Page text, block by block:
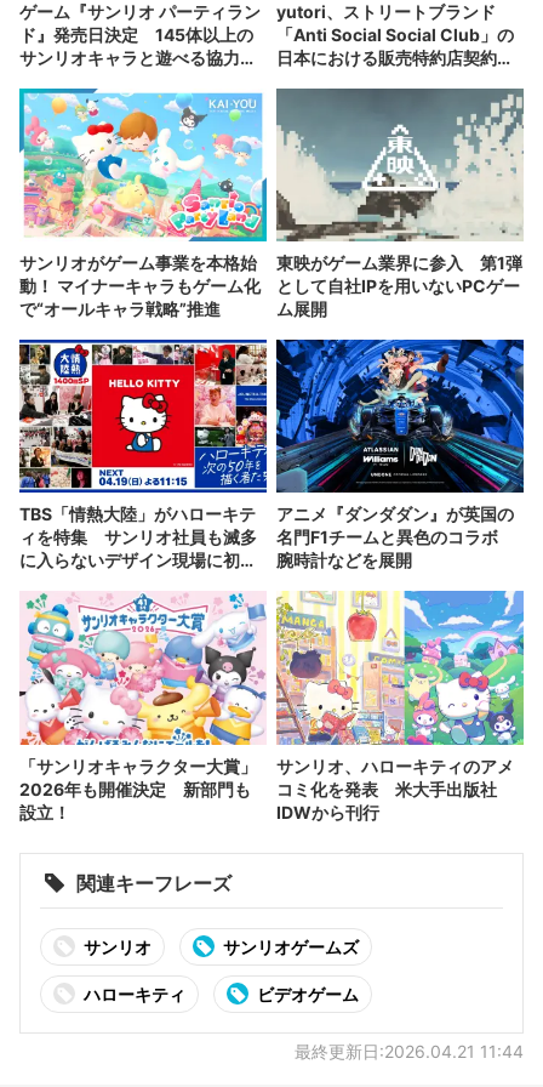
ゲーム『サンリオ パーティラン
ド』発売日決定 145体以上の
サンリオキャラと遊べる協力型
yutori、ストリートブランド
「Anti Social Social Club」の
日本における販売特約店契約を
サンリオがゲーム事業を本格始
動！ マイナーキャラもゲーム化
で“オールキャラ戦略”推進
東映がゲーム業界に参入 第1弾
として自社IPを用いないPCゲー
ム展開
TBS「情熱大陸」がハローキテ
ィを特集 サンリオ社員も滅多
に入らないデザイン現場に初潜
アニメ『ダンダダン』が英国の
名門F1チームと異色のコラボ
腕時計などを展開
「サンリオキャラクター大賞」
2026年も開催決定 新部門も
設立！
サンリオ、ハローキティのアメ
コミ化を発表 米大手出版社
IDWから刊行
関連キーフレーズ
サンリオ サンリオゲームズ
ハローキティ ビデオゲーム
最終更新日:2026.04.21 11:44